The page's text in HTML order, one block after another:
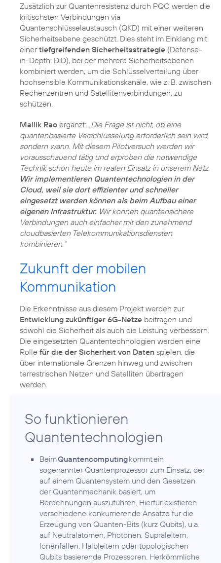
Zusätzlich zur Quantenresistenz durch PQC werden die
kritischsten Verbindungen via
Quantenschlüsselaustausch (QKD) mit einer weiteren
Sicherheitsebene geschützt. Dies steht im Einklang mit
einertiefgreifenden Sicherheitsstrategie (Defense-
in-Depth; DiD), bei der mehrere Sicherheitsebenen
kombiniert werden, um die Schlüsselverteilung über
hochsensible Kommunikationskanäle, wie z. B. zwischen
Rechenzentren und Satellitenverbindungen, zu
schützen.
Mallik Rao ergänzt: „Die Frage ist nicht, ob eine
quantenbasierte Verschlüsselung erforderlich sein wird,
sondern wann. Mit diesem Pilotversuch werden wir
vorausschauend tätig und erproben die notwendige
Technik schon heute im realen Einsatz in unserem Netz.
Wir implementieren Quantentechnologien in der
Cloud, weil sie dort effizienter und schneller
eingesetzt werden können als beim Aufbau einer
eigenen Infrastruktur. Wir können quantensichere
Verbindungen auch einfacher mit den zunehmend
cloudbasierten Telekommunikationsdiensten
kombinieren.“
Zukunft der mobilen
Kommunikation
Die Erkenntnisse aus diesem Projekt werden zur
Entwicklung zukünftiger 6G-Netze beitragen und
sowohl die Sicherheit als auch die Leistung verbessern.
Die eingesetzten Quantentechnologien werden eine
Rolle für die der Sicherheit von Daten spielen, die
über internationale Grenzen hinweg und zwischen
terrestrischen Netzen und Satelliten übertragen
werden.
So funktionieren
Quantentechnologien
BeimQuantencomputingkommt ein
sogenannter Quantenprozessor zum Einsatz, der
auf einem Quantensystem und den Gesetzen
der Quantenmechanik basiert, um
Berechnungen auszuführen. Hierfür existieren
verschiedene konkurrierende Ansätze für die
Erzeugung von Quanten-Bits (kurz Qubits), u.a.
auf Neutralatomen, Photonen, Supraleitern,
Ionenfallen, Halbleitern oder topologischen
Qubits basierende Prozessoren. Herkömmliche